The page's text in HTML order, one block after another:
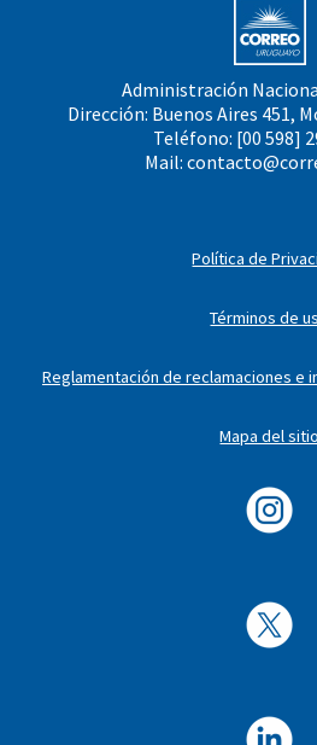
Administración
Dirección: Buenos Aires 451,
Teléfono: [00 598]
Mail:
Política de
Términos de
Reglamentación de reclamaciones e
Mapa del sitio